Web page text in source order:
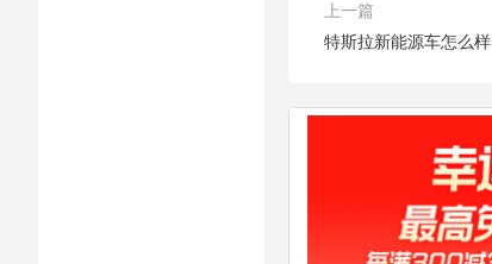
上一篇
特斯拉新能源车怎么样